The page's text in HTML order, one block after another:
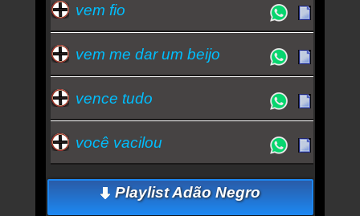
vem fio
vem me dar um beijo
vence tudo
você vacilou
Playlist Adão Negro